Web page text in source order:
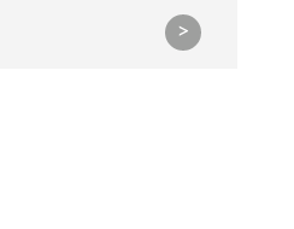
von SAP Information
>